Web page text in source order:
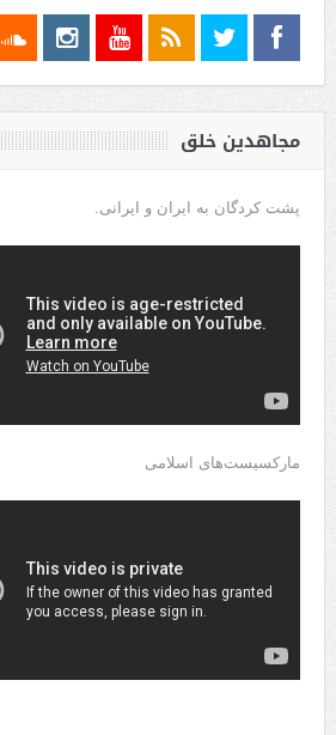
مجاهدین خلق
پشت کردگان به ایران و ایرانی.
مارکسیست‌های اسلامی